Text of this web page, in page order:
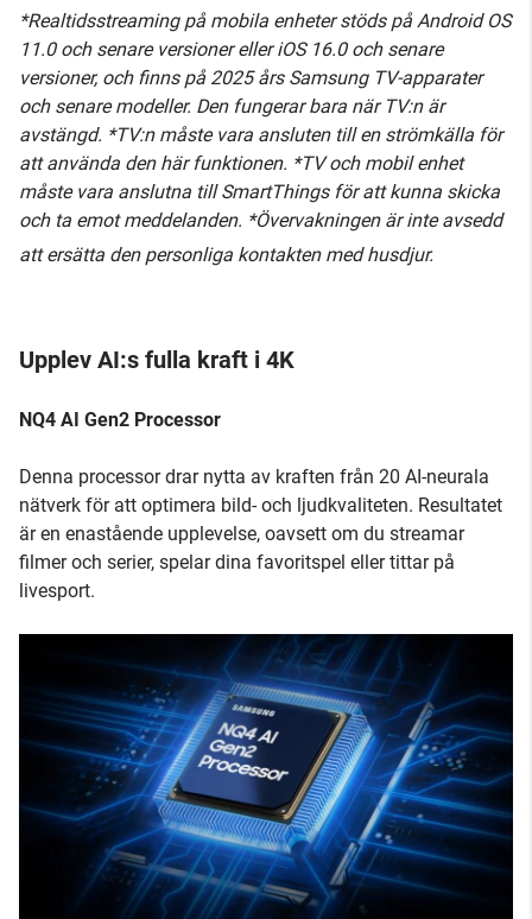
*Realtidsstreaming på mobila enheter stöds på Android OS
11.0 och senare versioner eller iOS 16.0 och senare
versioner, och finns på 2025 års Samsung TV-apparater
och senare modeller. Den fungerar bara när TV:n är
avstängd. *TV:n måste vara ansluten till en strömkälla för
att använda den här funktionen. *TV och mobil enhet
måste vara anslutna till SmartThings för att kunna skicka
och ta emot meddelanden. *Övervakningen är inte avsedd
att ersätta den personliga kontakten med husdjur.
Upplev AI:s fulla kraft i 4K
NQ4 AI Gen2 Processor
Denna processor drar nytta av kraften från 20 AI-neurala
nätverk för att optimera bild- och ljudkvaliteten. Resultatet
är en enastående upplevelse, oavsett om du streamar
filmer och serier, spelar dina favoritspel eller tittar på
livesport.